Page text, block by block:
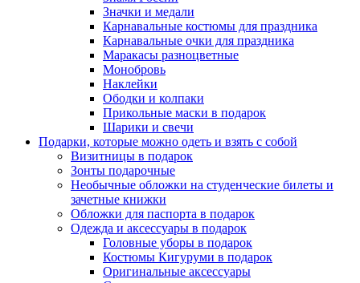
Значки и медали
Карнавальные костюмы для праздника
Карнавальные очки для праздника
Маракасы разноцветные
Монобровь
Наклейки
Ободки и колпаки
Прикольные маски в подарок
Шарики и свечи
Подарки, которые можно одеть и взять с собой
Визитницы в подарок
Зонты подарочные
Необычные обложки на студенческие билеты и
зачетные книжки
Обложки для паспорта в подарок
Одежда и аксессуары в подарок
Головные уборы в подарок
Костюмы Кигуруми в подарок
Оригинальные аксессуары